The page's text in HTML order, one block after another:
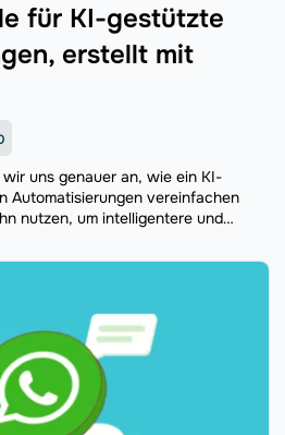
für KI-gestützte
erstellt mit
uns genauer an, wie ein KI-
Automatisierungen vereinfachen
nutzen, um intelligentere und